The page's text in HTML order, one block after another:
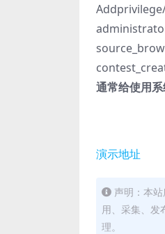
通常给使用
演示地址
声明：本
用、采集、发
理。